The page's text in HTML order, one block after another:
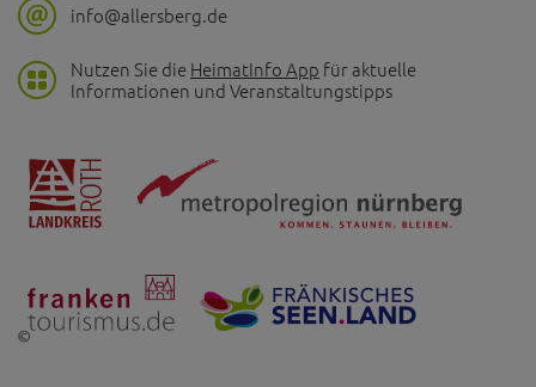
info@allersberg.de
Nutzen Sie dieHeimatInfo App für aktuelle
Informationen und Veranstaltungstipps